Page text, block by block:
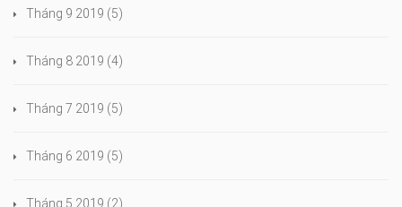
Tháng 9 2019 (5)
Tháng 8 2019 (4)
Tháng 7 2019 (5)
Tháng 6 2019 (5)
Tháng 5 2019 (2)